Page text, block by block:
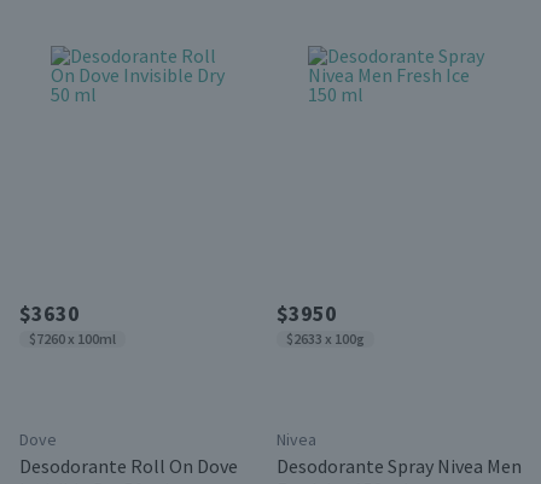
$3630
$7260 x 100ml
Dove
Desodorante Roll On Dove
$3950
$2633 x 100g
Nivea
Desodorante Spray Nivea Men